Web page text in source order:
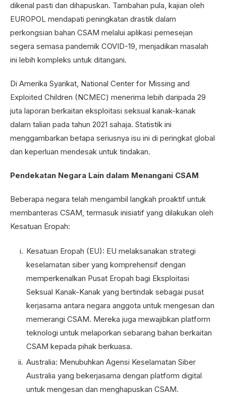
dikenal pasti dan dihapuskan. Tambahan pula, kajian oleh
EUROPOL mendapati peningkatan drastik dalam
perkongsian bahan CSAM melalui aplikasi pemesejan
segera semasa pandemik COVID-19, menjadikan masalah
ini lebih kompleks untuk ditangani.
Di Amerika Syarikat, National Center for Missing and
Exploited Children (NCMEC) menerima lebih daripada 29
juta laporan berkaitan eksploitasi seksual kanak-kanak
dalam talian pada tahun 2021 sahaja. Statistik ini
menggambarkan betapa seriusnya isu ini di peringkat global
dan keperluan mendesak untuk tindakan.
Pendekatan Negara Lain dalam Menangani CSAM
Beberapa negara telah mengambil langkah proaktif untuk
membanteras CSAM, termasuk inisiatif yang dilakukan oleh
Kesatuan Eropah:
Kesatuan Eropah (EU): EU melaksanakan strategi
keselamatan siber yang komprehensif dengan
memperkenalkan Pusat Eropah bagi Eksploitasi
Seksual Kanak-Kanak yang bertindak sebagai pusat
kerjasama antara negara anggota untuk mengesan dan
memerangi CSAM. Mereka juga mewajibkan platform
teknologi untuk melaporkan sebarang bahan berkaitan
CSAM kepada pihak berkuasa.
Australia: Menubuhkan Agensi Keselamatan Siber
Australia yang bekerjasama dengan platform digital
untuk mengesan dan menghapuskan CSAM.